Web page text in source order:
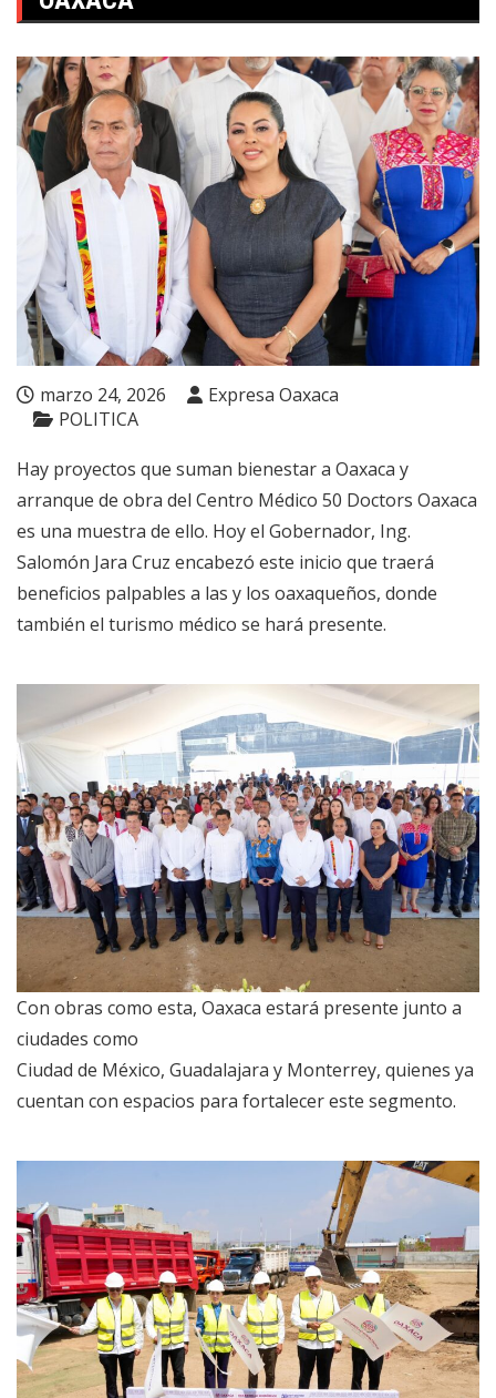
marzo 24, 2026
Expresa Oaxaca
POLITICA
Hay proyectos que suman bienestar a Oaxaca y
arranque de obra del Centro Médico 50 Doctors Oaxaca
es una muestra de ello. Hoy el Gobernador, Ing.
Salomón Jara Cruz encabezó este inicio que traerá
beneficios palpables a las y los oaxaqueños, donde
también el turismo médico se hará presente.
Con obras como esta, Oaxaca estará presente junto a
ciudades como
Ciudad de México, Guadalajara y Monterrey, quienes ya
cuentan con espacios para fortalecer este segmento.